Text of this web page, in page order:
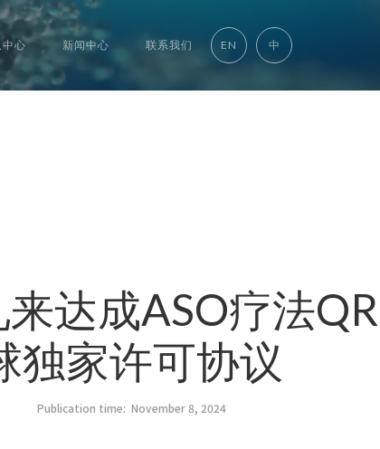
中心 新闻中心 联系我们 EN 中
达成ASO疗法
独家许可协议
Publication time: November 8, 2024